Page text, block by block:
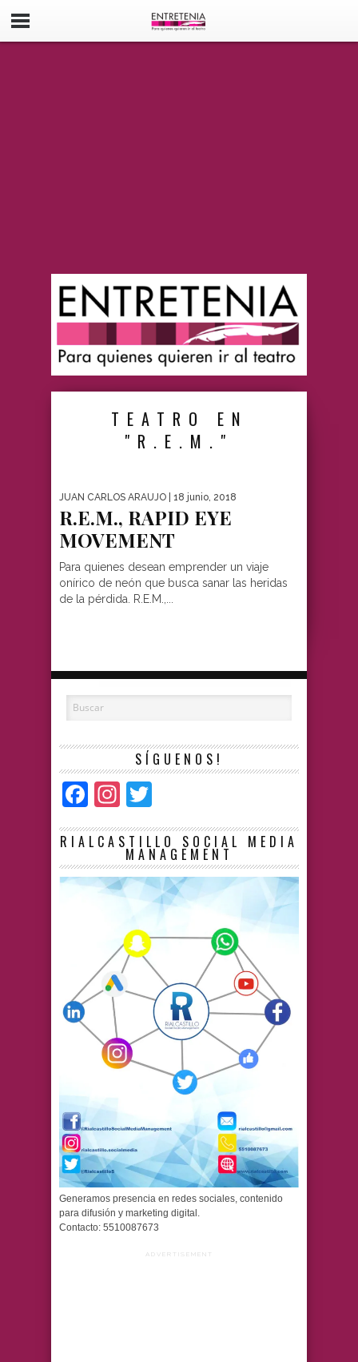
TEATRO EN
"R.E.M."
JUAN CARLOS ARAUJO | 18 junio, 2018
R.E.M., RAPID EYE
MOVEMENT
Para quienes desean emprender un viaje
onírico de neón que busca sanar las heridas
de la pérdida. R.E.M.,...
SÍGUENOS!
Facebook
Instagram
RIALCASTILLO SOCIAL MEDIA
MANAGEMENT
Generamos presencia en redes sociales, contenido
para difusión y marketing digital.
Contacto: 5510087673
ADVERTISEMENT